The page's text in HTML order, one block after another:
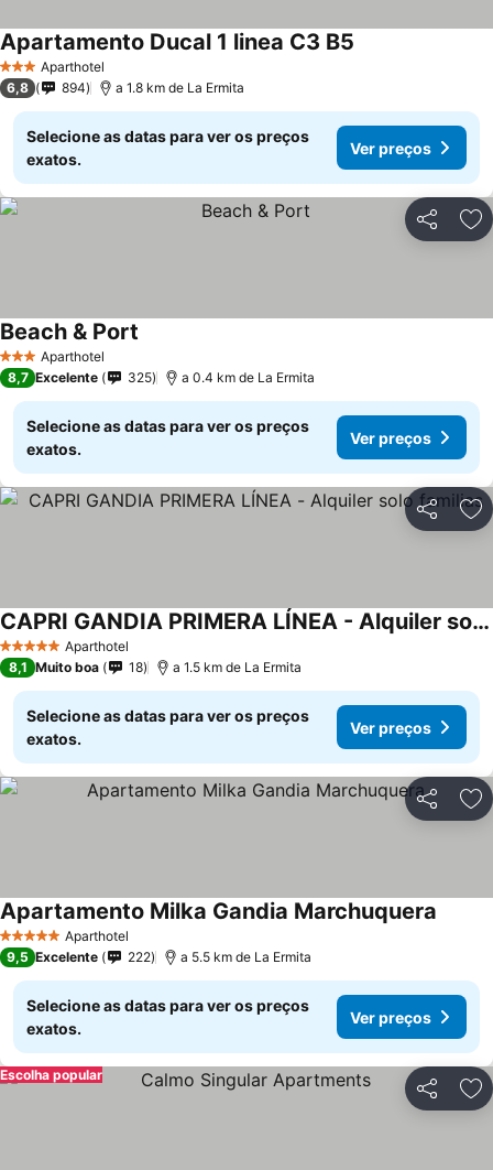
3 EstrelasAparthotel
Apartamento Ducal 1 linea C3 B5
6,8 894 a 1.8 km de La Ermita
Selecione as datas para ver os preços
exatos.
Ver preços
Partilhar
3 EstrelasAparthotel
Beach & Port
8,7 Excelente 325 a 0.4 km de La Ermita
Selecione as datas para ver os preços
exatos.
Ver preços
Partilhar
5 Estrelas Aparthotel
CAPRI GANDIA PRIMERA LÍNEA - Alquiler solo familias
Ver preços
8,1 Muito boa 18 a 1.5 km de La Ermita
Selecione as datas para ver os preços
exatos.
Ver preços
Partilhar
5 Estrelas Aparthotel
Apartamento Milka Gandia Marchuquera
9,5 Excelente 222 a 5.5 km de La Ermita
Selecione as datas para ver os preços
exatos.
Ver preços
Partilhar
Escolha popular